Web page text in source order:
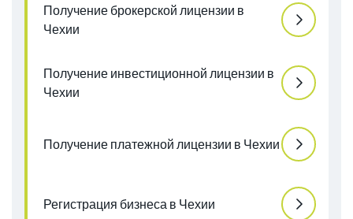
Получение брокерской лицензии в
Чехии
Получение инвестиционной лицензии в
Чехии
Получение платежной лицензии в Чехии
Регистрация бизнеса в Чехии